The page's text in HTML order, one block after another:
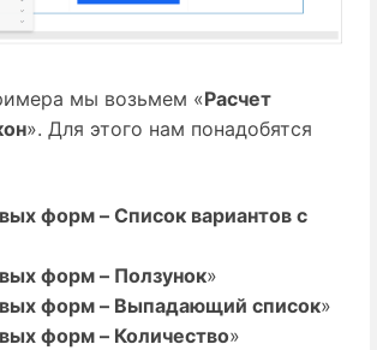
мы возьмем «Расчет
». Для этого нам понадобятся
форм – Список вариантов с
форм – Ползунок»
форм – Выпадающий список»
форм – Количество»